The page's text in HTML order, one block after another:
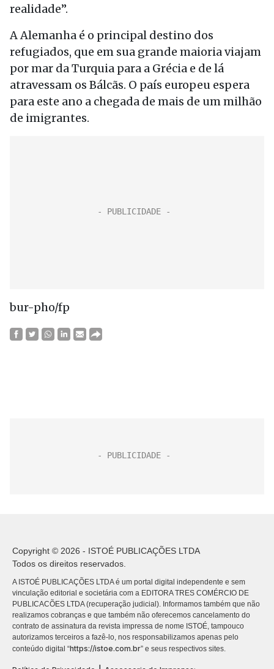
realidade”.
A Alemanha é o principal destino dos
refugiados, que em sua grande maioria viajam
por mar da Turquia para a Grécia e de lá
atravessam os Bálcãs. O país europeu espera
para este ano a chegada de mais de um milhão
de imigrantes.
bur-pho/fp
Copyright © 2026 - ISTOÉ PUBLICAÇÕES LTDA
Todos os direitos reservados.
A ISTOÉ PUBLICAÇÕES LTDA é um portal digital independente e sem
vinculação editorial e societária com a EDITORA TRES COMÉRCIO DE
PUBLICACÕES LTDA (recuperação judicial). Informamos também que não
realizamos cobranças e que também não oferecemos cancelamento do
contrato de assinatura da revista impressa de nome ISTOÉ, tampouco
autorizamos terceiros a fazê-lo, nos responsabilizamos apenas pelo
conteúdo digital “https://istoe.com.br” e seus respectivos sites.